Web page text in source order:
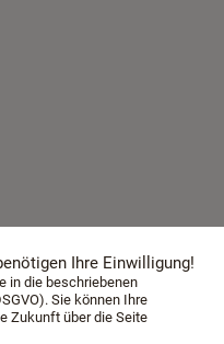
Ihre Einwilligung!
in die beschriebenen
Sie können Ihre
Zukunft über die Seite